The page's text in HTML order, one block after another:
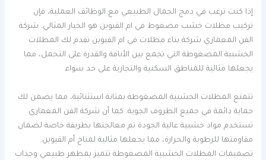
إذا كنت ترغب في دمج الجمال الطبيعي مع الوظائف العملية، فإن
تركيب مظلات خشب مضغوط في ام القيوين هو الخيار المثالي. شركة
الفن المعماري شركة بناء مظلات في ام القيوين تقدم لك المظلات
الخشبية المضغوطة التي تجمع بين الأناقة والقدرة على التحمل، مما
يجعلها مثالية للمناطق السكنية والتجارية على حد سواء.
تتمتع المظلات الخشبية المضغوطة بمتانة استثنائية، مما يضمن لك
حماية دائمة في جميع الظروف الجوية. كما أن شركة الفن المعماري
تستخدم مواد خشبية عالية الجودة تم معالجتها بطريقة خاصة لضمان
مقاومتها للرطوبة والحرارة، مما يجعلها مثالية لمناخ أم القيوين.
تصميمات المظلات الخشبية المضغوطة تتميز بمظهر طبيعي وجذاب